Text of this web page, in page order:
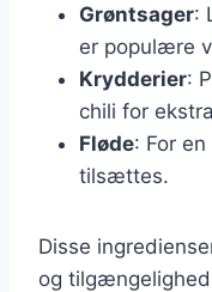
Grøntsager:
er populære
Krydderier:
chili for
Fløde: For
tilsættes.
Disse
og